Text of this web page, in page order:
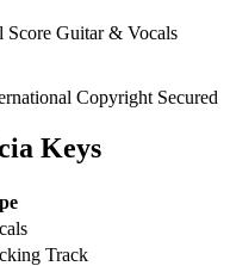
Copyright Secured
Keys
Track